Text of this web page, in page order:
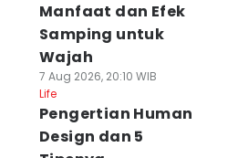
Manfaat dan Efek
Samping untuk
Wajah
7 Aug 2026, 20:10 WIB
Life
Pengertian Human
Design dan 5